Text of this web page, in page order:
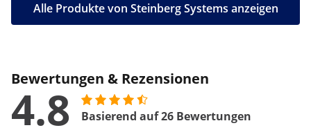
Alle Produkte von Steinberg Systems anzeigen
Bewertungen & Rezensionen
4.8 Basierend auf 26 Bewertungen